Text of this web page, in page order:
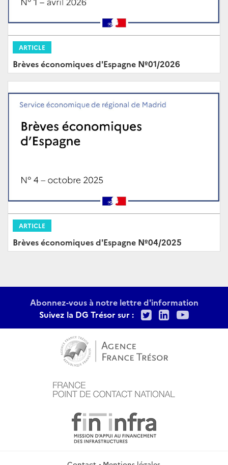
ARTICLE
Brèves économiques d'Espagne Nº01/2026
ARTICLE
Brèves économiques d'Espagne Nº04/2025
Abonnez-vous à notre lettre d'information
Suivez la DG Trésor sur :
TwitterLinkedIn